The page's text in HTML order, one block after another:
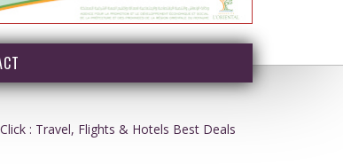
: Travel, Flights & Hotels Best Deals